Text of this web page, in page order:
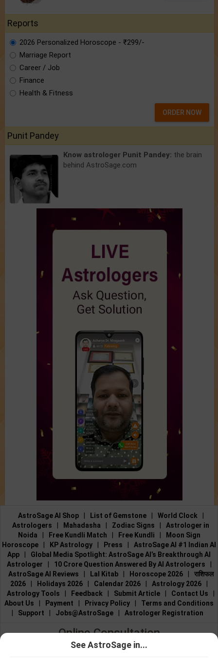
Reports
2026 Personalized Horoscope - ₹299/-
Marriage Report
Career / Job
Finance
Health & Fitness
ORDER NOW
Punit Pandey
Know astrologer Punit Pandey: the brain
behind AstroSage.com
AstroSage AI Shop List of Gemstone World Clock
Astrologers
Mahadasha Zodiac Signs
Astrologer in
Noida
Free Kundli Match Free Kundli
Moon Sign
Horoscope
KP Astrology Press
AstroSage AI #1 Indian AI
App
Global Media Spotlight: AstroSage AI’s Breakthrough AI
Astrologer
10 Crore Question Answered By AI Astrologers
AstroSage AI Reviews
Lal Kitab Horoscope 2026
राशिफल
2026
Holidays 2026 Calendar 2026 Astrology 2026
Astrology Tools
Feedback Submit Article Contact Us
About Us
Payment Privacy Policy
Terms and Conditions
Support Jobs@AstroSage Astrologer Registration
Online Consultation
Talk to Astrologers|Chat with Astrologer
See AstroSage in...